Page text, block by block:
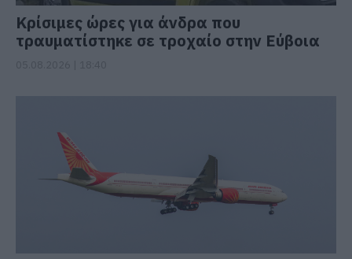
Κρίσιμες ώρες για άνδρα που
τραυματίστηκε σε τροχαίο στην Εύβοια